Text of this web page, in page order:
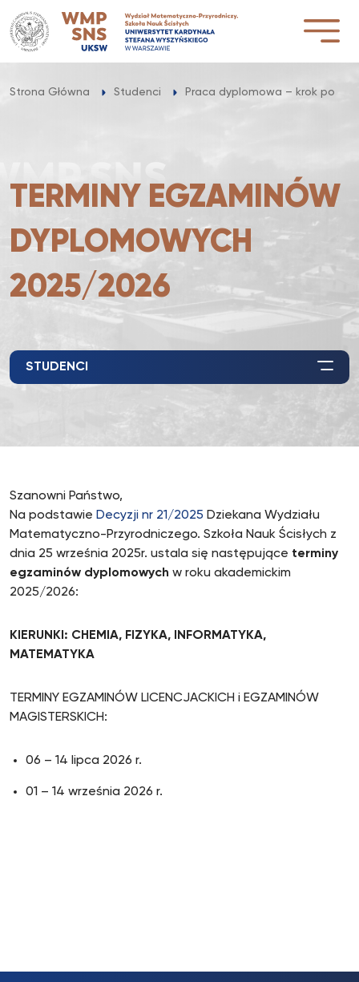
Przejdź
do
treści
Strona Główna Studenci Praca dyplomowa – krok po
TERMINY EGZAMINÓW
DYPLOMOWYCH
2025/2026
STUDENCI
Szanowni Państwo,
Na podstawie Decyzji nr 21/2025 Dziekana Wydziału
Matematyczno-Przyrodniczego. Szkoła Nauk Ścisłych z
dnia 25 września 2025r. ustala się następujące terminy
egzaminów dyplomowych w roku akademickim
2025/2026:
KIERUNKI: CHEMIA, FIZYKA, INFORMATYKA,
MATEMATYKA
TERMINY EGZAMINÓW LICENCJACKICH i EGZAMINÓW
MAGISTERSKICH:
06 – 14 lipca 2026 r.
01 – 14 września 2026 r.